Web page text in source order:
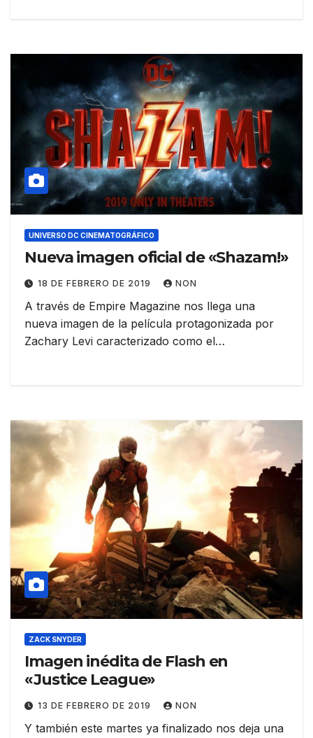
UNIVERSO DC CINEMATOGRÁFICO
Nueva imagen oficial de «Shazam!»
18 DE FEBRERO DE 2019 NON
A través de Empire Magazine nos llega una
nueva imagen de la película protagonizada por
Zachary Levi caracterizado como el…
ZACK SNYDER
Imagen inédita de Flash en
«Justice League»
13 DE FEBRERO DE 2019 NON
Y también este martes ya finalizado nos deja una